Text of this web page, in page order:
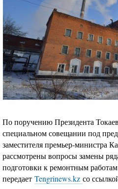
По поручению Президента
специальном совещании под
заместителя премьер-министра
рассмотрены вопросы замены
подготовки к ремонтным
передает Tengrinews.kz со